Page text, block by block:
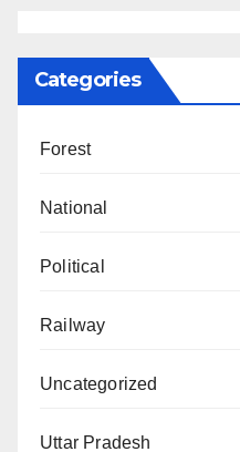
Categories
Forest
National
Political
Railway
Uncategorized
Uttar Pradesh